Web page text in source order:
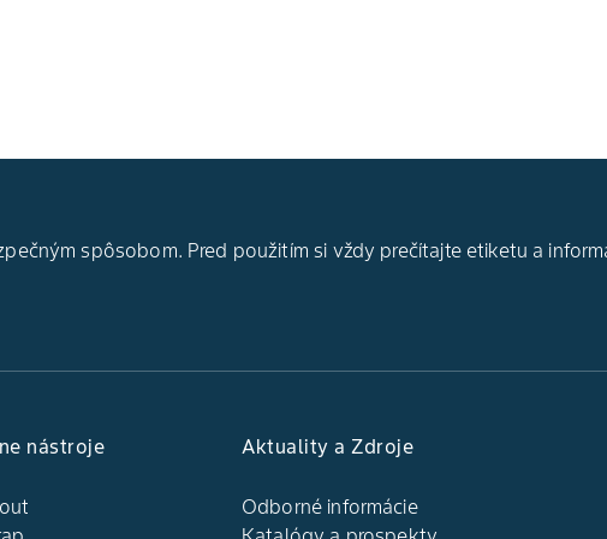
spôsobom. Pred použitím si vždy prečítajte etiketu a
nástroje Aktuality a Zdroje
Odborné informácie